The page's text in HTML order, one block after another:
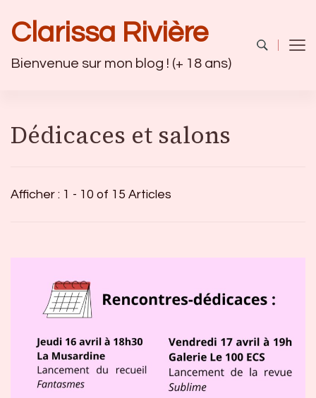
Clarissa Rivière
Bienvenue sur mon blog ! (+ 18 ans)
Dédicaces et salons
Afficher : 1 - 10 of 15 Articles